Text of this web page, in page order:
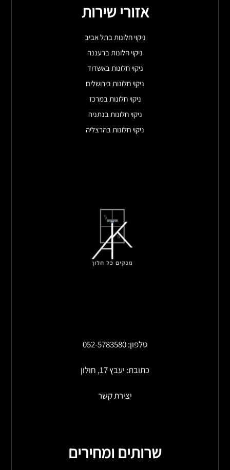
אזורי שירות
ניקוי חלונות בתל אביב
ניקוי חלונות ברעננה
ניקוי חלונות באשדוד
ניקוי חלונות בירושלים
ניקוי חלונות במרכז
ניקוי חלונות בנתניה
ניקוי חלונות בהרצליה
טלפון: 052-5783580
כתובת: יעבץ 17, חולון
יצירת קשר
שרותים ומחירים